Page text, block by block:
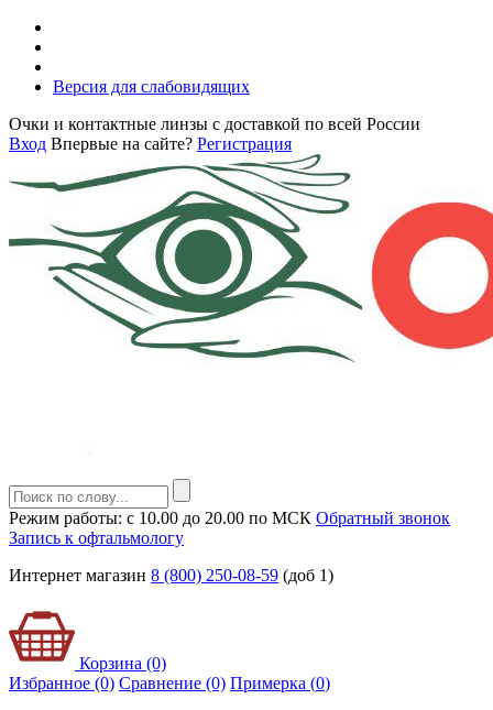
Версия для слабовидящих
Очки и контактные линзы с доставкой по всей России
Вход Впервые на сайте? Регистрация
Режим работы: с 10.00 до 20.00 по МСК Обратный звонок
Запись к офтальмологу
Интернет магазин 8 (800) 250-08-59 (доб 1)
Корзина (0)
Избранное (0) Сравнение (0) Примерка (0)